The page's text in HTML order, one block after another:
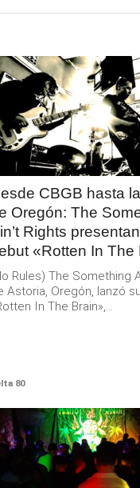
LEER
MAS
CBGB hasta
Oregón: The
Rights
«Rotten In The
Rules) The Something
Astoria, Oregón, lanzó
In The Brain»,...
80
LEER
MAS